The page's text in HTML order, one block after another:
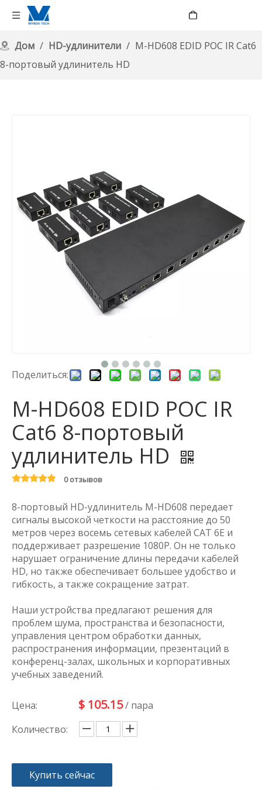
Дом / HD-удлинители / M-HD608 EDID POC IR Cat6
8-портовый удлинитель HD
Поделиться:
M-HD608 EDID POC IR
Cat6 8-портовый
удлинитель HD
0 отзывов
8-портовый HD-удлинитель M-HD608 передает
сигналы высокой четкости на расстояние до 50
метров через восемь сетевых кабелей CAT 6E и
поддерживает разрешение 1080P. Он не только
нарушает ограничение длины передачи кабелей
HD, но также обеспечивает большее удобство и
гибкость, а также сокращение затрат.
Наши устройства предлагают решения для
проблем шума, пространства и безопасности,
управления центром обработки данных,
распространения информации, презентаций в
конференц-залах, школьных и корпоративных
учебных заведений.
Цена: $ 105.15/ пара
Количество:
Купить сейчас